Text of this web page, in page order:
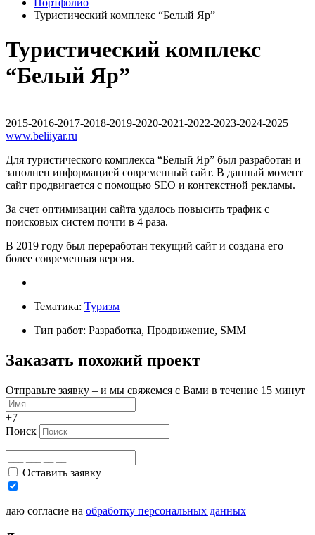
Портфолио
Туристический комплекс “Белый Яр”
Туристический комплекс
“Белый Яр”
2015-2016-2017-2018-2019-2020-2021-2022-2023-2024-2025
www.beliiyar.ru
Для туристического комплекса “Белый Яр” был разработан и
заполнен информацией современный сайт. В данный момент
сайт продвигается с помощью SEO и контекстной рекламы.
За счет оптимизации сайта удалось повысить трафик с
поисковых систем почти в 4 раза.
В 2019 году был переработан текущий сайт и создана его
более современная версия.
Тематика: Туризм
Тип работ: Разработка, Продвижение, SMM
Заказать похожий проект
Отправьте заявку – и мы свяжемся с Вами в течение 15 минут
+7
Поиск
Оставить заявку
даю согласие на обработку персональных данных